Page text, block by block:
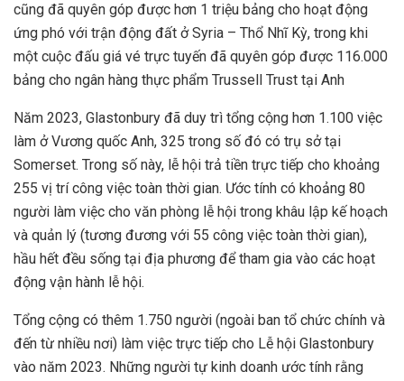
cũng đã quyên góp được hơn 1 triệu bảng cho hoạt động
ứng phó với trận động đất ở Syria – Thổ Nhĩ Kỳ, trong khi
một cuộc đấu giá vé trực tuyến đã quyên góp được 116.000
bảng cho ngân hàng thực phẩm Trussell Trust tại Anh
Năm 2023, Glastonbury đã duy trì tổng cộng hơn 1.100 việc
làm ở Vương quốc Anh, 325 trong số đó có trụ sở tại
Somerset. Trong số này, lễ hội trả tiền trực tiếp cho khoảng
255 vị trí công việc toàn thời gian. Ước tính có khoảng 80
người làm việc cho văn phòng lễ hội trong khâu lập kế hoạch
và quản lý (tương đương với 55 công việc toàn thời gian),
hầu hết đều sống tại địa phương để tham gia vào các hoạt
động vận hành lễ hội.
Tổng cộng có thêm 1.750 người (ngoài ban tổ chức chính và
đến từ nhiều nơi) làm việc trực tiếp cho Lễ hội Glastonbury
vào năm 2023. Những người tự kinh doanh ước tính rằng